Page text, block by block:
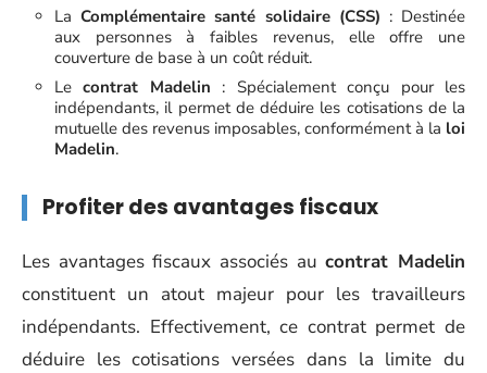
LaComplémentaire santé solidaire (CSS) : Destinée
aux personnes à faibles revenus, elle offre une
couverture de base à un coût réduit.
Lecontrat Madelin : Spécialement conçu pour les
indépendants, il permet de déduire les cotisations de la
mutuelle des revenus imposables, conformément à la loi
Madelin.
Profiter des avantages fiscaux
Les avantages fiscaux associés aucontrat Madelin
constituent un atout majeur pour les travailleurs
indépendants. Effectivement, ce contrat permet de
déduire les cotisations versées dans la limite du